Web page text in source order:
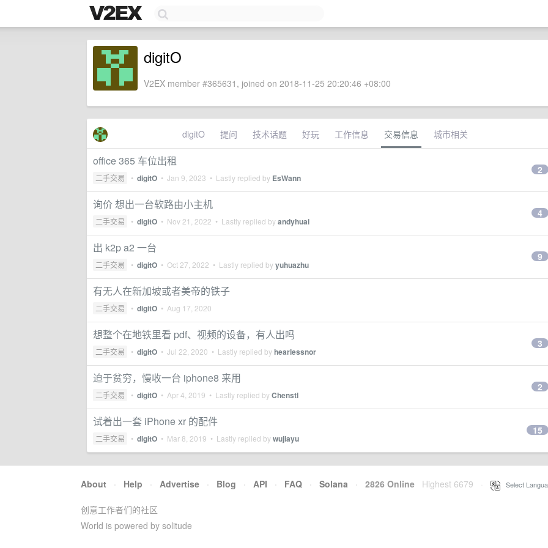
digitO
V2EX member #365631, joined on 2018-11-25 20:20:46 +08:00
digitO 提问 技术话题 好玩 工作信息 交易信息 城市相关
office 365 车位出租
二手交易 • digitO • Jan 9, 2023 • Lastly replied by EsWann
2
询价 想出一台软路由小主机
二手交易 • digitO • Nov 21, 2022 • Lastly replied byandyhuai
4
出 k2p a2 一台
二手交易 • digitO • Oct 27, 2022 • Lastly replied byyuhuazhu
9
有无人在新加坡或者美帝的铁子
二手交易 • digitO • Aug 17, 2020
想整个在地铁里看 pdf、视频的设备，有人出吗
二手交易 • digitO • Jul 22, 2020 • Lastly replied byhearlessnor
3
迫于贫穷，慢收一台 iphone8 来用
二手交易 • digitO • Apr 4, 2019 • Lastly replied byChenstl
2
试着出一套 iPhone xr 的配件
二手交易 • digitO • Mar 8, 2019 • Lastly replied bywujiayu
15
About · Help · Advertise · Blog · API · FAQ · Solana · 2826 Online Highest 6679 Select
创意工作者们的社区
World is powered by solitude